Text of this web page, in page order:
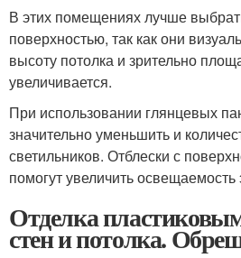
В этих помещениях лучше
поверхностью, так как они
высоту потолка и зрительно
увеличивается.
При использовании глянцевых
значительно уменьшить и
светильников. Отблески с
помогут увеличить
Отделка
стен и потолка.